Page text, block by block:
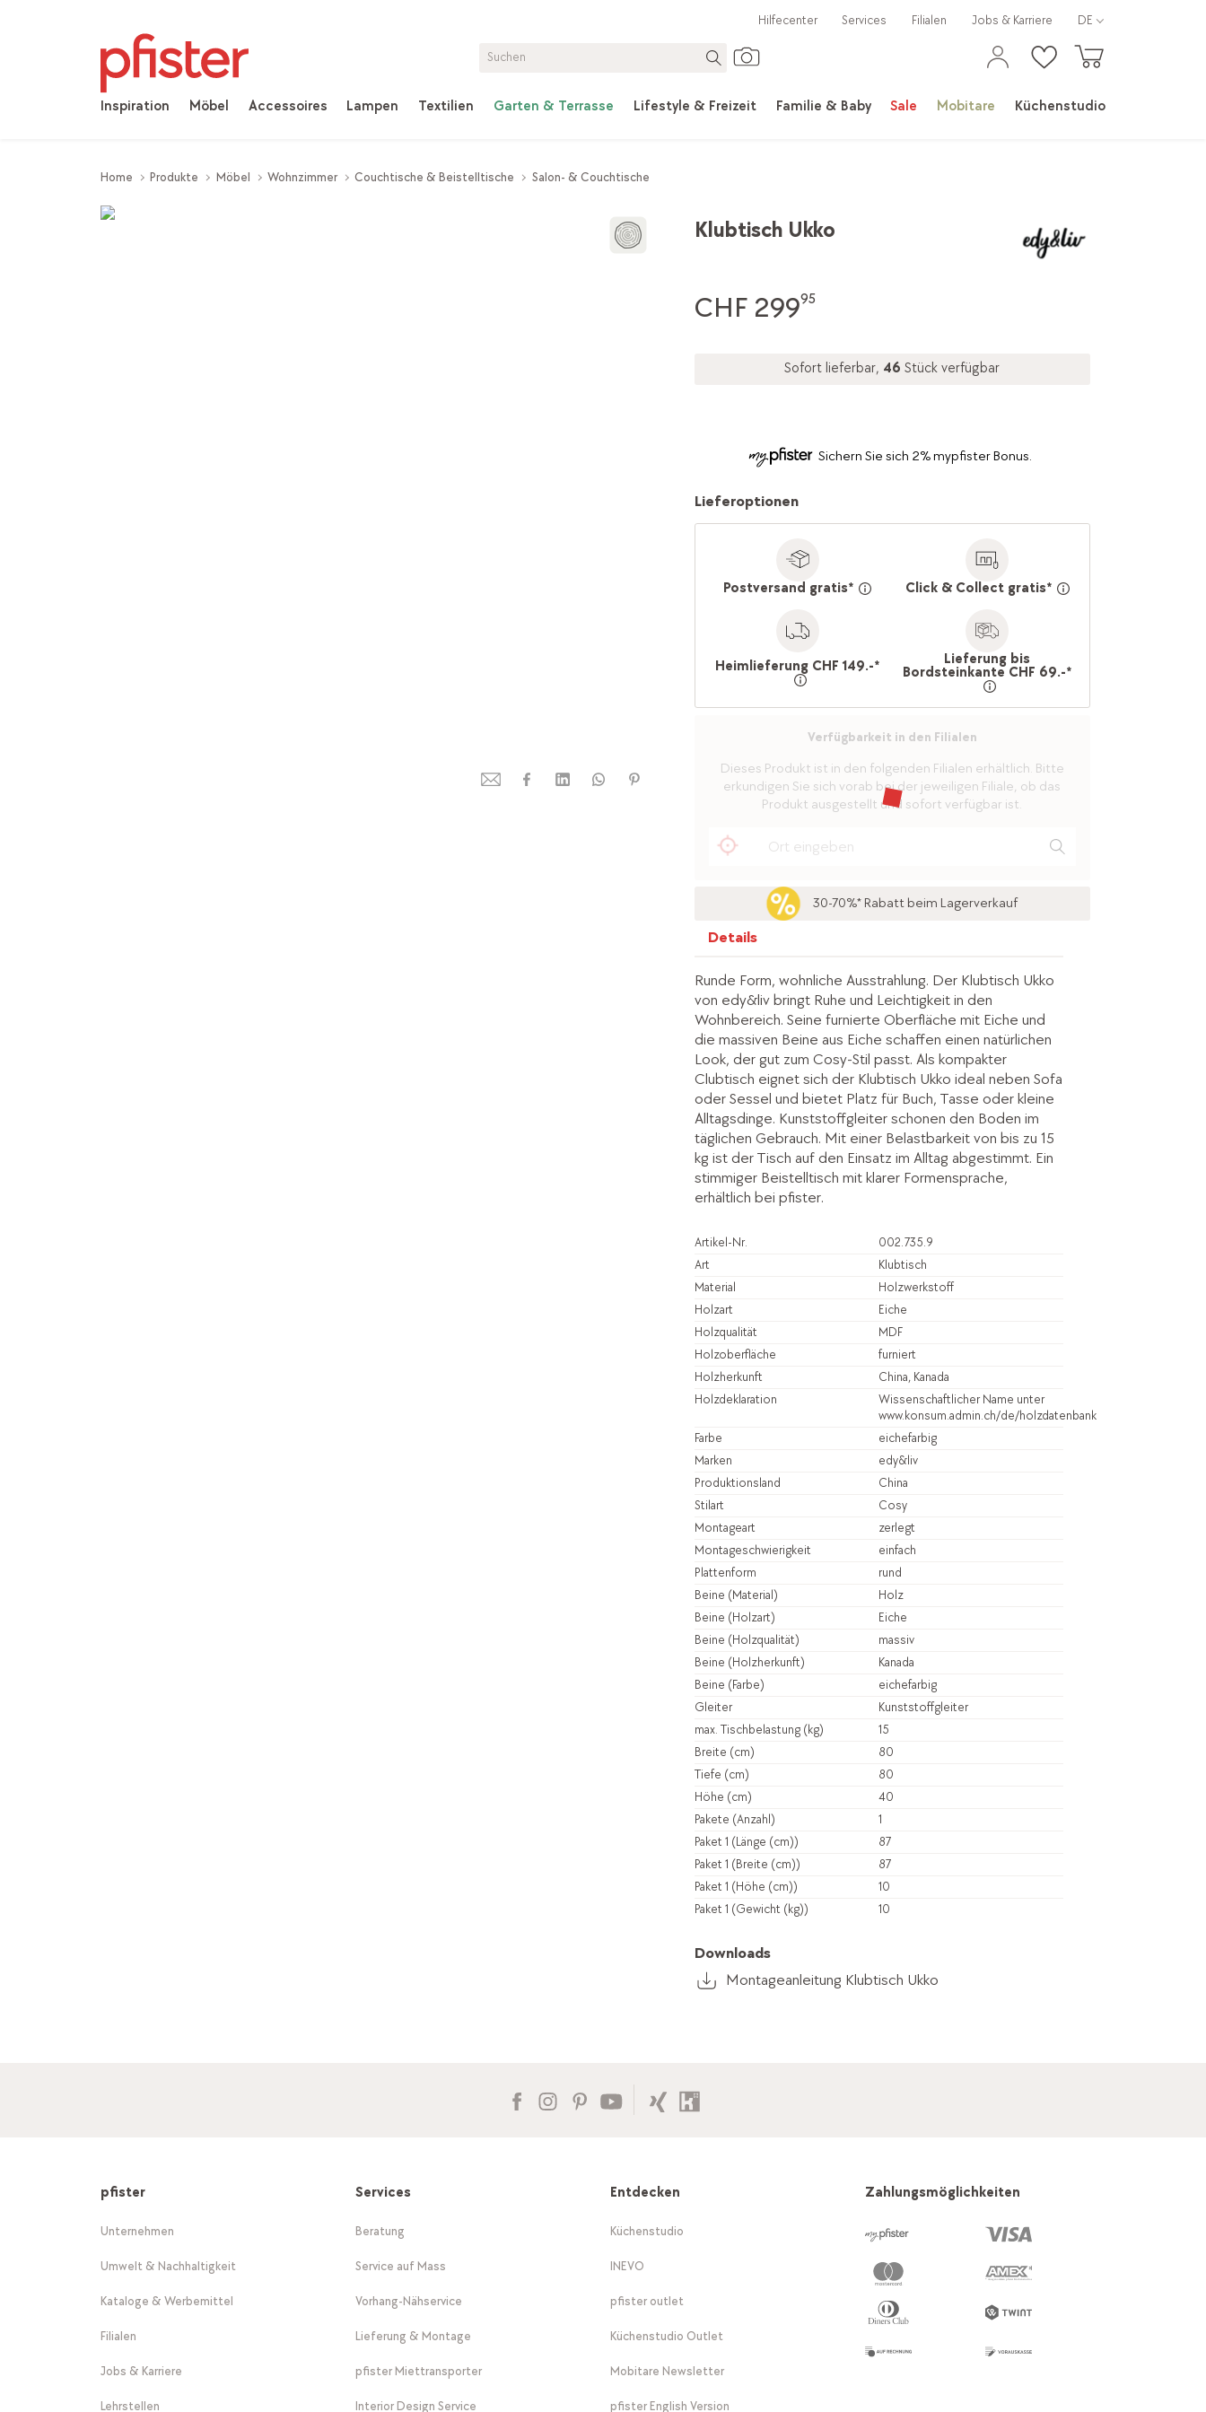
Inspiration Möbel Accessoires Lampen Textilien Garten & Terrasse Lifestyle & Freizeit Familie & Baby Sale Mobitare Küchenstudio
Hilfecenter Services Filialen Jobs & Karriere DE
Home Produkte Möbel Wohnzimmer Couchtische & Beistelltische Salon- & Couchtische
Klubtisch Ukko
CHF 29995
Sofort lieferbar, 46 Stück verfügbar
Sichern Sie sich 2% mypfister Bonus.
Lieferoptionen
Postversand gratis* Click & Collect gratis*
Heimlieferung CHF 149.-* Lieferung bis
Bordsteinkante CHF 69.-*
Verfügbarkeit in den Filialen
Dieses Produkt ist in den folgenden Filialen erhältlich. Bitte
erkundigen Sie sich vorab bei der jeweiligen Filiale, ob das
Produkt ausgestellt und sofort verfügbar ist.
30-70%* Rabatt beim Lagerverkauf
Details
Runde Form, wohnliche Ausstrahlung. Der Klubtisch Ukko
von edy&liv bringt Ruhe und Leichtigkeit in den
Wohnbereich. Seine furnierte Oberfläche mit Eiche und
die massiven Beine aus Eiche schaffen einen natürlichen
Look, der gut zum Cosy-Stil passt. Als kompakter
Clubtisch eignet sich der Klubtisch Ukko ideal neben Sofa
oder Sessel und bietet Platz für Buch, Tasse oder kleine
Alltagsdinge. Kunststoffgleiter schonen den Boden im
täglichen Gebrauch. Mit einer Belastbarkeit von bis zu 15
kg ist der Tisch auf den Einsatz im Alltag abgestimmt. Ein
stimmiger Beistelltisch mit klarer Formensprache,
erhältlich bei pfister.
Artikel-Nr.
002.735.9
Art
Klubtisch
Material
Holzwerkstoff
Holzart
Eiche
Holzqualität
MDF
Holzoberfläche
furniert
Holzherkunft
China, Kanada
Holzdeklaration
Wissenschaftlicher Name unter
www.konsum.admin.ch/de/holzdatenbank
Farbe
eichefarbig
Marken
edy&liv
Produktionsland
China
Stilart
Cosy
Montageart
zerlegt
Montageschwierigkeit
einfach
Plattenform
rund
Beine (Material)
Holz
Beine (Holzart)
Eiche
Beine (Holzqualität)
massiv
Beine (Holzherkunft)
Kanada
Beine (Farbe)
eichefarbig
Gleiter
Kunststoffgleiter
max. Tischbelastung (kg)
15
Breite (cm)
80
Tiefe (cm)
80
Höhe (cm)
40
Pakete (Anzahl)
1
Paket 1 (Länge (cm))
87
Paket 1 (Breite (cm))
87
Paket 1 (Höhe (cm))
10
Paket 1 (Gewicht (kg))
10
Downloads
Montageanleitung Klubtisch Ukko
pfister
Unternehmen
Umwelt & Nachhaltigkeit
Kataloge & Werbemittel
Filialen
Jobs & Karriere
Lehrstellen
Services
Beratung
Service auf Mass
Vorhang-Nähservice
Lieferung & Montage
pfister Miettransporter
Interior Design Service
Entdecken
Küchenstudio
INEVO
pfister outlet
Küchenstudio Outlet
Mobitare Newsletter
pfister English Version
Zahlungsmöglichkeiten